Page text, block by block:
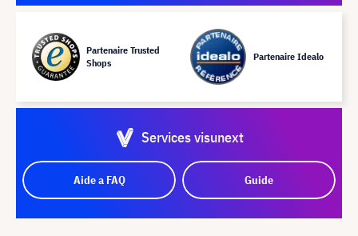
Partenaire Trusted
Shops
Partenaire Idealo
Services visunext
Aide a FAQ Guide